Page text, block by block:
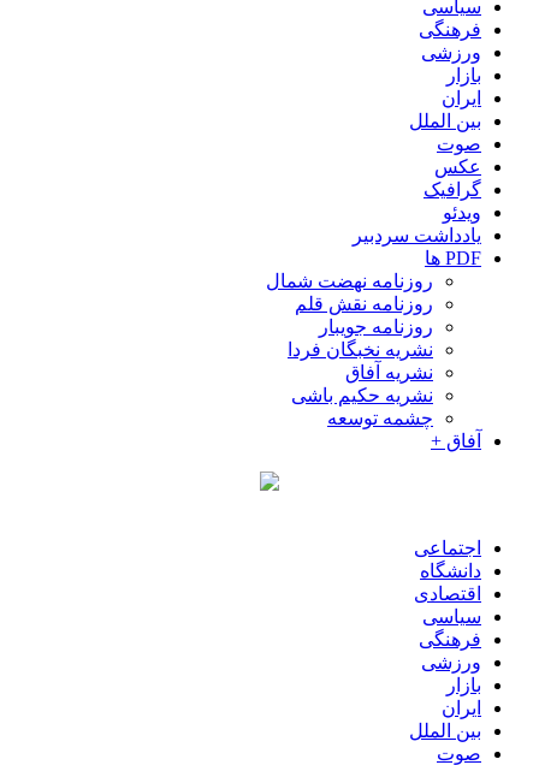
سیاسی
فرهنگی
ورزشی
بازار
ایران
بین الملل
صوت
عکس
گرافیک
ویدئو
یادداشت سردبیر
PDF ها
روزنامه نهضت شمال
روزنامه نقش قلم
روزنامه جویبار
نشریه نخبگان فردا
نشریه آفاق
نشریه حکیم باشی
چشمه توسعه
آفاق +
اجتماعی
دانشگاه
اقتصادی
سیاسی
فرهنگی
ورزشی
بازار
ایران
بین الملل
صوت